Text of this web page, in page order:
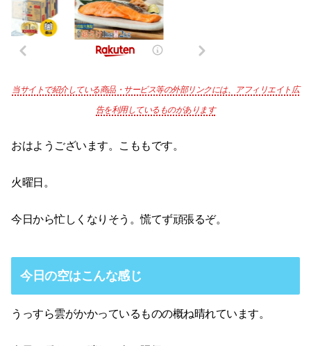
当サイトで紹介している商品・サービス等の外部リンクには、アフィリエイト広
告を利用しているものがあります
おはようございます。こももです。
火曜日。
今日から忙しくなりそう。慌てず頑張るぞ。
今日の空はこんな感じ
うっすら雲がかかっているものの概ね晴れています。